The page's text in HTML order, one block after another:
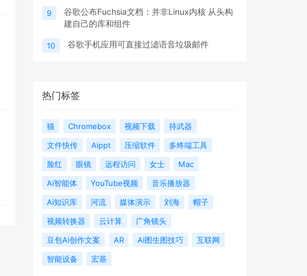
9
谷歌公布Fuchsia文档：并非Linux内核 从头构
建自己的库和组件
10 谷歌手机应用可直接过滤语音垃圾邮件
热门标签
猫 Chromebox 视频下载
持武器
文件快传
Aippt 压缩软件
多终端工具
脸红
眼镜 远程访问 女士
Mac
Ai智能体
YouTube视频
音乐播放器
Ai知识库
河流 媒体演示 刘海
帽子
视频转换器
云计算
广角镜头
豆包Ai创作文案
AR Ai图生图技巧
互联网
智能设备
宏基